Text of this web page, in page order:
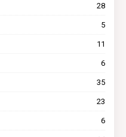
28
5
11
6
35
23
6